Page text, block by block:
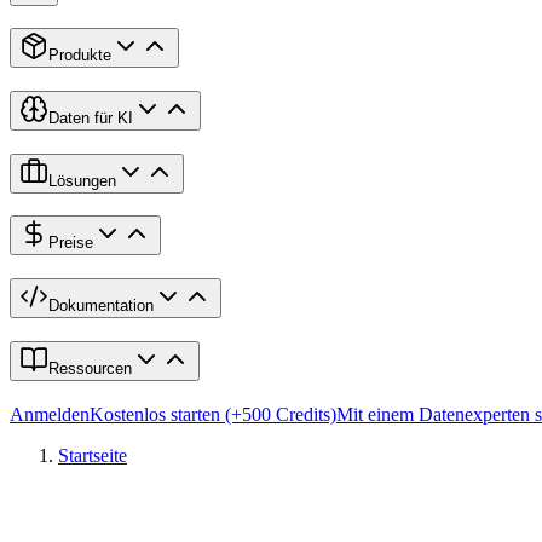
Produkte
Daten für KI
Lösungen
Preise
Dokumentation
Ressourcen
AnmeldenKostenlos starten (+500 Credits)Mit einem Datenexperten
Startseite